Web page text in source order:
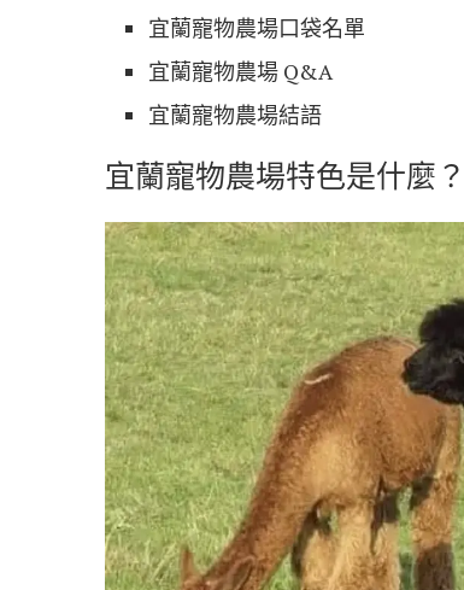
宜蘭寵物農場口袋名單
宜蘭寵物農場 Q&A
宜蘭寵物農場結語
宜蘭寵物農場特色是什麼？